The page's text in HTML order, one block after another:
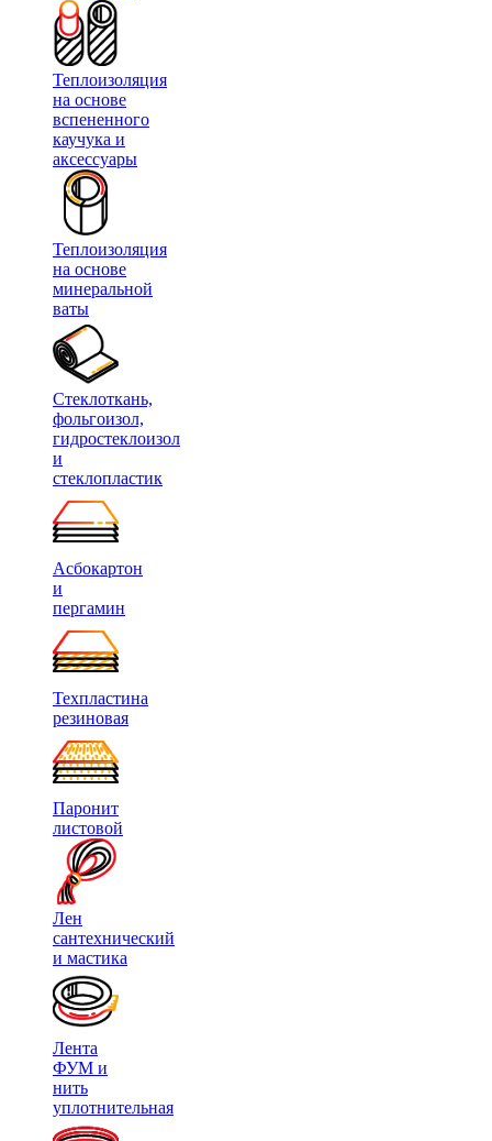
Теплоизоляция
на основе
вспененного
каучука и
аксессуары
Теплоизоляция
на основе
минеральной
ваты
Стеклоткань,
фольгоизол,
гидростеклоизол
и
стеклопластик
Асбокартон
и
пергамин
Техпластина
резиновая
Паронит
листовой
Лен
сантехнический
и мастика
Лента
ФУМ и
нить
уплотнительная